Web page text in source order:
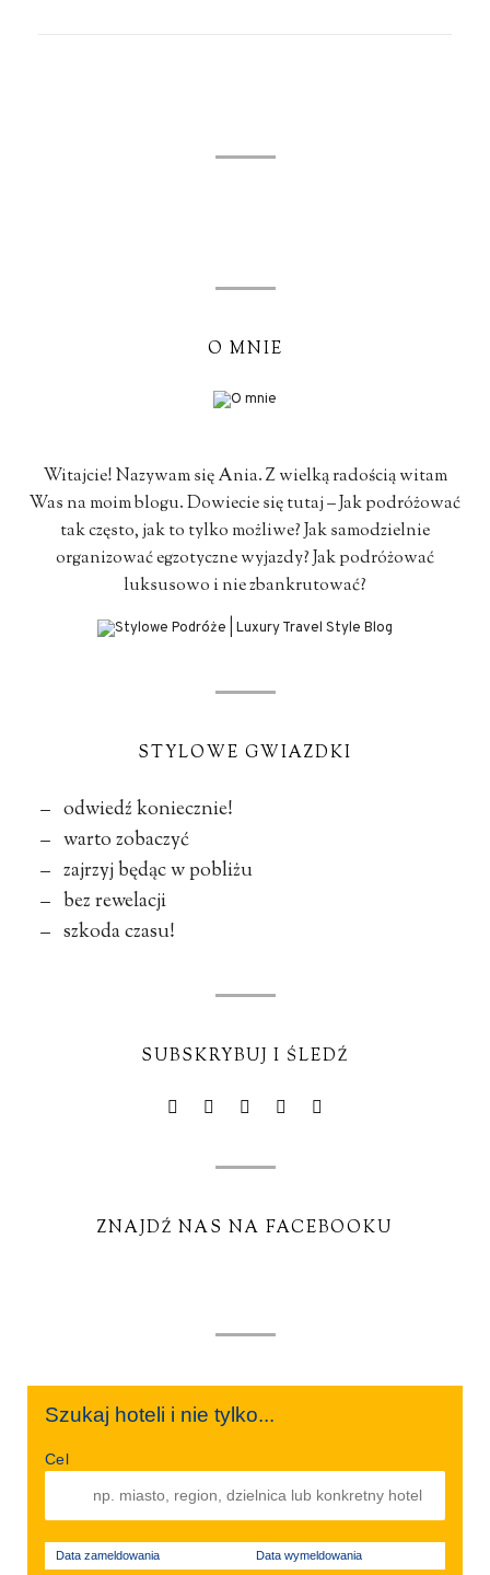
O MNIE
Witajcie! Nazywam się Ania. Z wielką radością witam
Was na moim blogu. Dowiecie się tutaj – Jak podróżować
tak często, jak to tylko możliwe? Jak samodzielnie
organizować egzotyczne wyjazdy? Jak podróżować
luksusowo i nie zbankrutować?
STYLOWE GWIAZDKI
– odwiedź koniecznie!
– warto zobaczyć
– zajrzyj będąc w pobliżu
– bez rewelacji
– szkoda czasu!
SUBSKRYBUJ I ŚLEDŹ
ZNAJDŹ NAS NA FACEBOOKU
Szukaj hoteli i nie tylko...
Cel
Data zameldowania Data wymeldowania